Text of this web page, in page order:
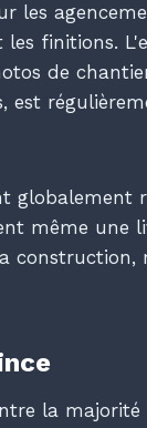
les
les finitions.
de
est
globalement
même une
construction,
la majorité